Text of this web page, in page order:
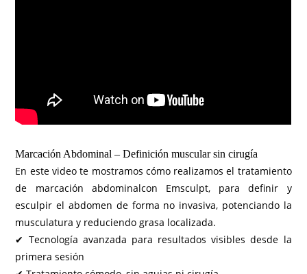
Marcación Abdominal – Definición muscular sin cirugía
En este video te mostramos cómo realizamos el tratamiento
de marcación abdominalcon Emsculpt, para definir y
esculpir el abdomen de forma no invasiva, potenciando la
musculatura y reduciendo grasa localizada.
✔ Tecnología avanzada para resultados visibles desde la
primera sesión